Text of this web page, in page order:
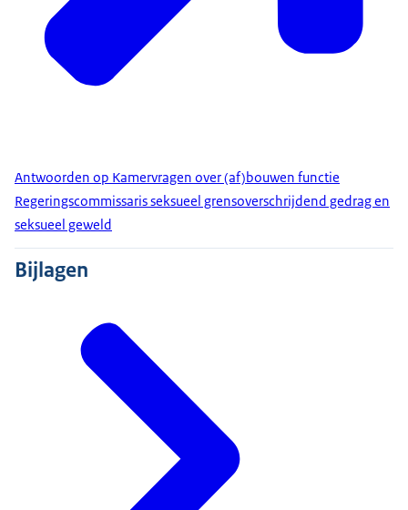
Antwoorden op Kamervragen over (af)bouwen functie
Regeringscommissaris seksueel grensoverschrijdend gedrag en
seksueel geweld
Bijlagen